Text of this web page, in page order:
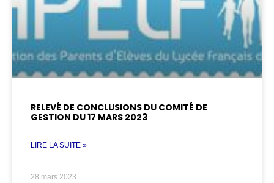
RELEVÉ DE CONCLUSIONS DU COMITÉ DE
GESTION DU 17 MARS 2023
LIRE LA SUITE »
28 mars 2023